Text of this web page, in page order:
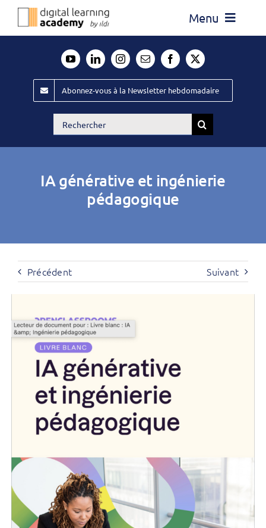
Passer
Menu
Évènements ILDI
Offres d’emploi
Publiez
Abonnez-vous à la Newsletter hebdomadaire
Rechercher:
IA générative et ingénierie
pédagogique
Précédent Suivant